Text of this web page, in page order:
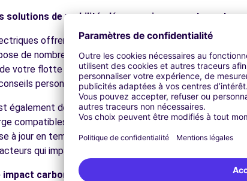
solutions de mobilité clés en main pour votre
offrent donc une alternative écoresponsable et
de nombreuses solutions pour vous accompagner
votre flotte actuelle, découvrez une gamme de
personnalisés pour faire un point précis de votre
également des outils pour faciliter le quotidien de vos
compatibles et disponibles avec votre voiture
à jour en temps réel en fonction de l’utilisation du
qui impactent la consommation réelle.
carbone sans faire de compromis sur votre